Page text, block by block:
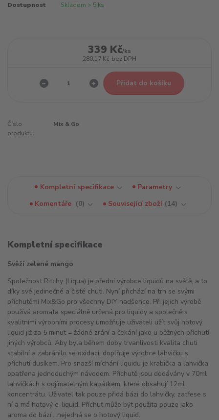
Dostupnost Skladem > 5 ks
339 Kč/ks
280,17 Kč bez DPH
Přidat do košíku
Číslo
produktu:
Mix & Go
Kompletní specifikace
Parametry
Komentáře
0 Související zboží 14
Kompletní specifikace
Svěží zelené mango
Společnost Ritchy (Liqua) je přední výrobce liquidů na světě, a to
díky své jedinečné a čisté chuti. Nyní přichází na trh se svými
příchutěmi Mix&Go pro všechny DIY nadšence. Při jejich výrobě
používá aromata speciálně určená pro liquidy a společně s
kvalitními výrobními procesy umožňuje uživateli užít svůj hotový
liquid již za 5 minut = žádné zrání a čekání jako u běžných příchutí
jiných výrobců. Aby byla během doby trvanlivosti kvalita chuti
stabilní a zabránilo se oxidaci, doplňuje výrobce lahvičku s
příchutí dusíkem. Pro snazší míchání liquidu je krabička a lahvička
opatřena jednoduchým návodem. Příchutě jsou dodávány v 70ml
lahvičkách s odjímatelným kapátkem, které obsahují 12ml
koncentrátu. Uživatel tak pouze přidá bázi do lahvičky, zatřese s
ní a má hotový e-liquid. Příchuť může být použita pouze jako
aroma do bází....nejedná se o hotový liquid.